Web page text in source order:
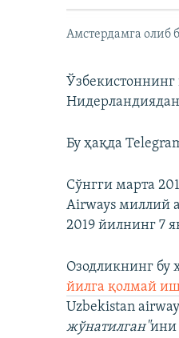
Амстердамга олиб
Бу ҳақда
Сўнгги марта
Airways миллий
2019 йилнинг 7
Озодликнинг бу
йилга қолмай
Uzbekistan
жўнатилган"ини